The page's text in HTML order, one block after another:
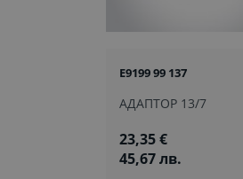
E9199 99 137
АДАПТОР 13/7
23,35 €
45,67 лв.